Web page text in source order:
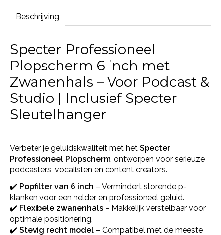
Beschrijving
Specter Professioneel
Plopscherm 6 inch met
Zwanenhals – Voor Podcast &
Studio | Inclusief Specter
Sleutelhanger
Verbeter je geluidskwaliteit met het Specter
Professioneel Plopscherm , ontworpen voor serieuze
podcasters, vocalisten en content creators.
✔️ Popfilter van 6 inch – Vermindert storende p-
klanken voor een helder en professioneel geluid.
✔️ Flexibele zwanenhals – Makkelijk verstelbaar voor
optimale positionering.
✔️ Stevig recht model – Compatibel met de meeste